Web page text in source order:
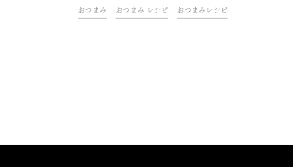
り」。日本酒もおにぎりも米からできているので、
合わない訳がないのです。秋あがりの濃厚でしっか
おつまみ おつまみ レシピ おつまみレシピ